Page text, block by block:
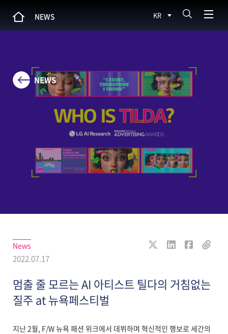
NEWS KR
NEWS
News
2022.07.17
멈출 줄 모르는 AI 아티스트 틸다의 거침없는
질주 at 뉴욕페스티벌
지난 2월, F/W 뉴욕 패션 위크에서 데뷔하며 혁신적인 행보로 세간의